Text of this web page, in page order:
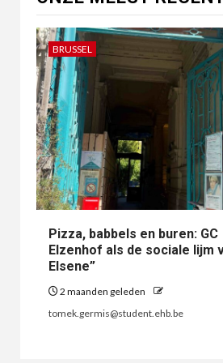
BRUSSEL
Pizza, babbels en buren: GC
Elzenhof als de sociale lijm
Elsene”
2 maanden geleden
tomek.germis@student.ehb.be